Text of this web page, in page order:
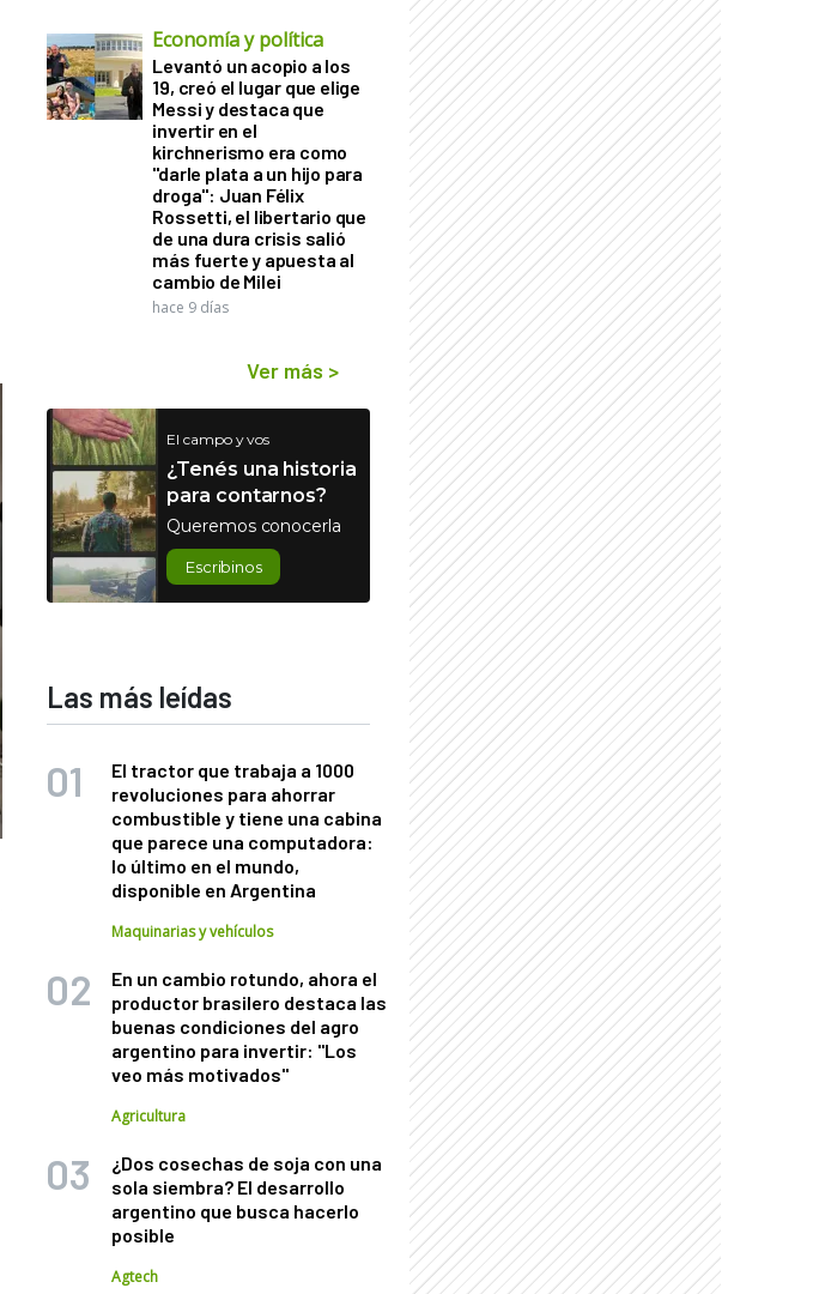
Economía y política
Levantó un acopio a los
19, creó el lugar que elige
Messi y destaca que
invertir en el
kirchnerismo era como
"darle plata a un hijo para
droga": Juan Félix
Rossetti, el libertario que
de una dura crisis salió
más fuerte y apuesta al
cambio de Milei
hace 9 días
Ver más >
El campo y vos
¿Tenés una historia
para contarnos?
Queremos conocerla
Escribinos
Las más leídas
El tractor que trabaja a 1000
revoluciones para ahorrar
combustible y tiene una cabina
que parece una computadora:
lo último en el mundo,
disponible en Argentina
Maquinarias y vehículos
En un cambio rotundo, ahora el
productor brasilero destaca las
buenas condiciones del agro
argentino para invertir: "Los
veo más motivados"
Agricultura
¿Dos cosechas de soja con una
sola siembra? El desarrollo
argentino que busca hacerlo
posible
Agtech